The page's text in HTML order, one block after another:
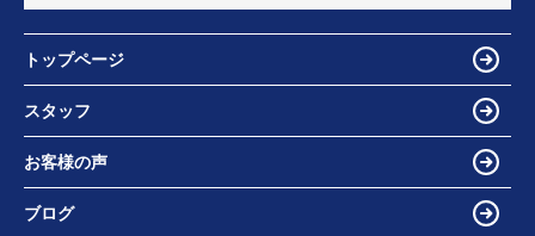
トップページ
スタッフ
お客様の声
ブログ